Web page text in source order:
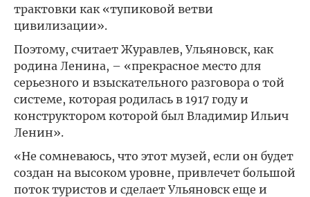
трактовки как «тупиковой ветви
цивилизации».
Поэтому, считает Журавлев, Ульяновск, как
родина Ленина, – «прекрасное место для
серьезного и взыскательного разговора о той
системе, которая родилась в 1917 году и
конструктором которой был Владимир Ильич
Ленин».
«Не сомневаюсь, что этот музей, если он будет
создан на высоком уровне, привлечет большой
поток туристов и сделает Ульяновск еще и